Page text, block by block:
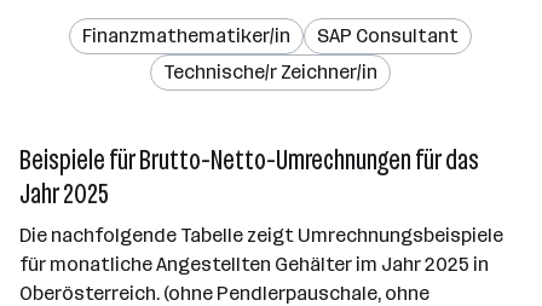
Finanzmathematiker/in
SAP Consultant
Technische/r Zeichner/in
Beispiele für Brutto-Netto-Umrechnungen für das
Jahr 2025
Die nachfolgende Tabelle zeigt Umrechnungsbeispiele
für monatliche Angestellten Gehälter im Jahr 2025 in
Oberösterreich. (ohne Pendlerpauschale, ohne